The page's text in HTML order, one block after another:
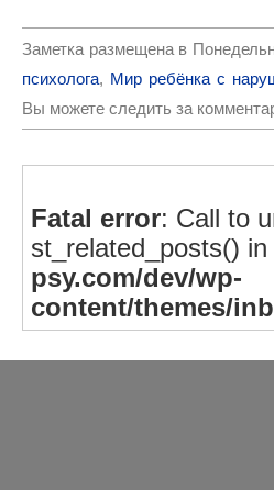
Заметка размещена в
психолога, Мир ребёнка с
Вы можете следить за
Fatal error: Call to
st_related_posts() in
psy.com/dev/wp-
content/themes/